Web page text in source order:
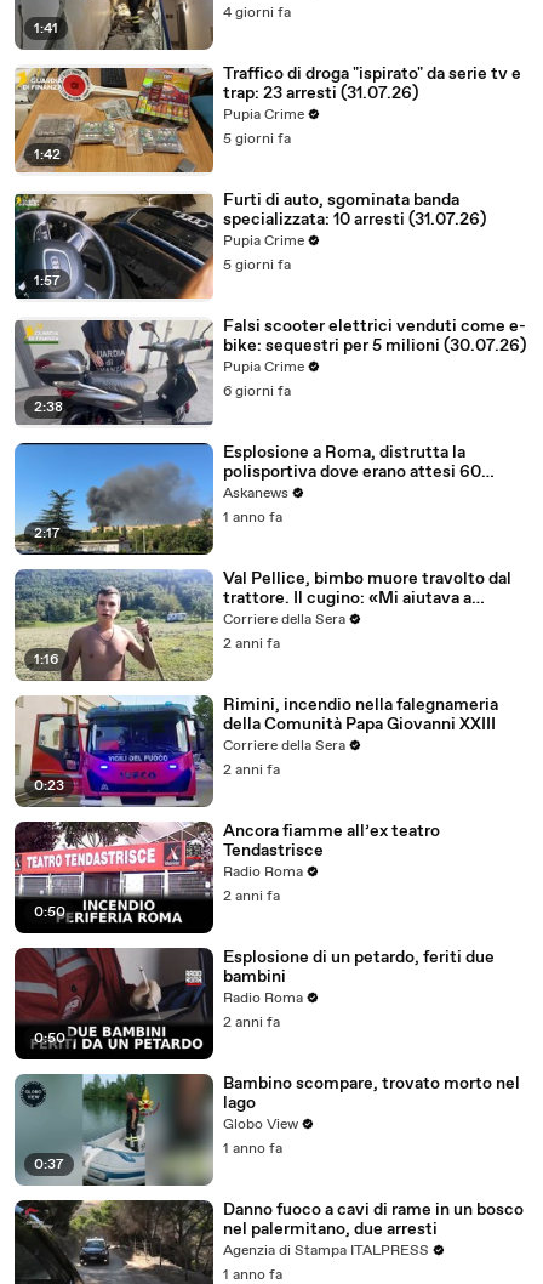
1:41
4 giorni fa
1:42
Traffico di droga "ispirato" da serie tv e
trap: 23 arresti (31.07.26)
Pupia Crime
5 giorni fa
1:57
Furti di auto, sgominata banda
specializzata: 10 arresti (31.07.26)
Pupia Crime
5 giorni fa
2:38
Falsi scooter elettrici venduti come e-
bike: sequestri per 5 milioni (30.07.26)
Pupia Crime
6 giorni fa
2:17
Esplosione a Roma, distrutta la
polisportiva dove erano attesi 60
bambini
Askanews
1 anno fa
1:16
Val Pellice, bimbo muore travolto dal
trattore. Il cugino: «Mi aiutava a
raccogliere fieno, poi il disastro»
Corriere della Sera
2 anni fa
0:23
Rimini, incendio nella falegnameria
della Comunità Papa Giovanni XXIII
Corriere della Sera
2 anni fa
0:50
Ancora fiamme all’ex teatro
Tendastrisce
Radio Roma
2 anni fa
0:50
Esplosione di un petardo, feriti due
bambini
Radio Roma
2 anni fa
0:37
Bambino scompare, trovato morto nel
lago
Globo View
1 anno fa
Danno fuoco a cavi di rame in un bosco
nel palermitano, due arresti
Agenzia di Stampa ITALPRESS
1 anno fa